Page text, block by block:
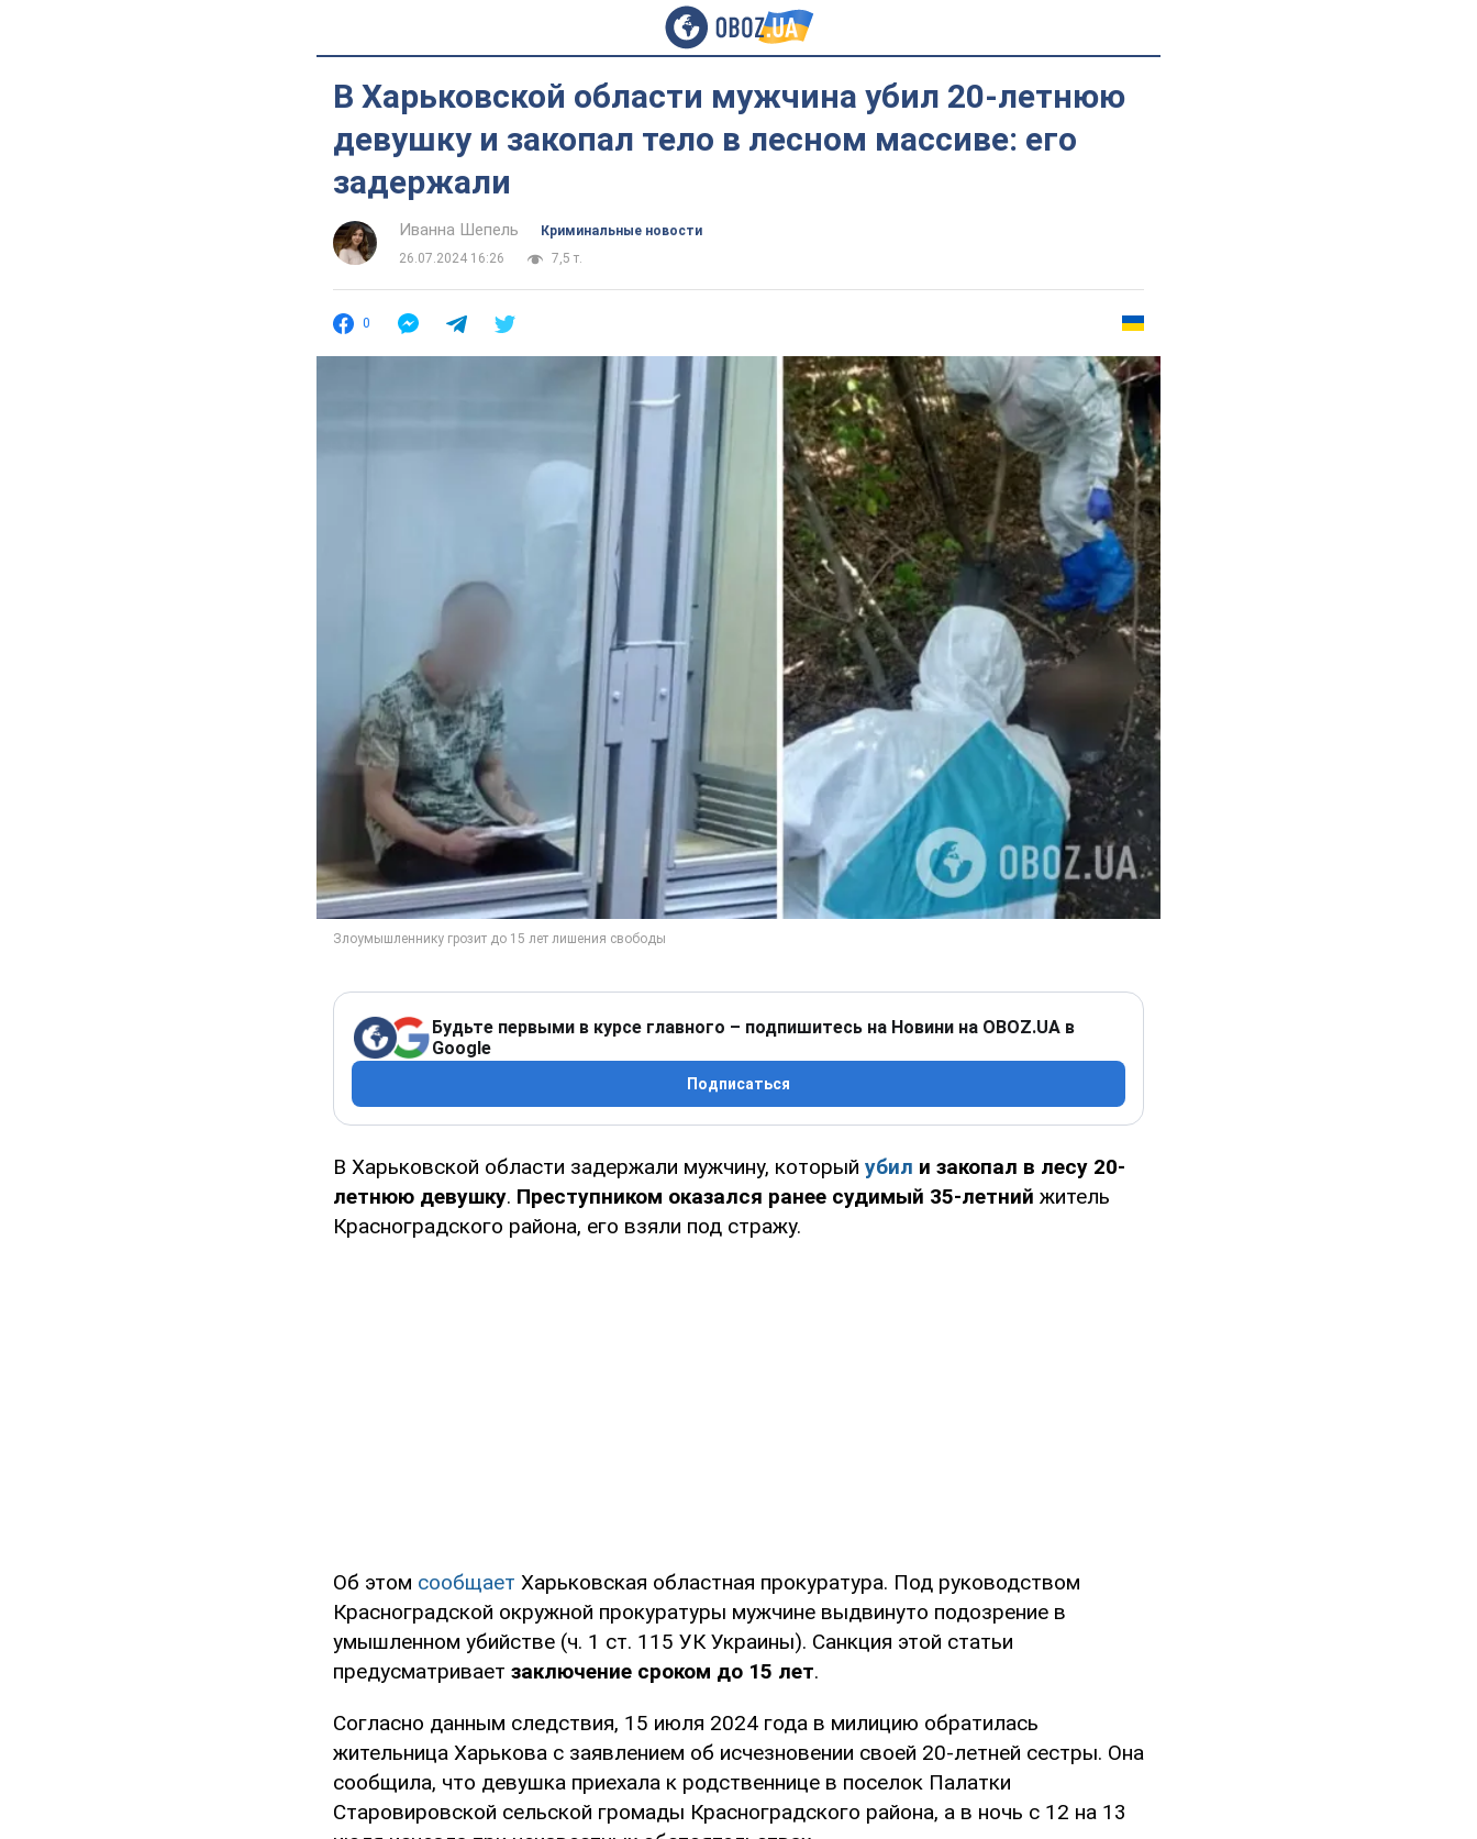
В Харьковской области мужчина убил 20-летнюю
девушку и закопал тело в лесном массиве: его
задержали
Иванна Шепель
Криминальные новости
26.07.2024 16:26
7,5 т.
0
Будьте первыми в курсе главного – подпишитесь на Новини на OBOZ.UA в
Google
Подписаться
В Харьковской области задержали мужчину, который убил и закопал в лесу 20-
летнюю девушку. Преступником оказался ранее судимый 35-летний житель
Красноградского района, его взяли под стражу.
Об этом сообщает Харьковская областная прокуратура. Под руководством
Красноградской окружной прокуратуры мужчине выдвинуто подозрение в
умышленном убийстве (ч. 1 ст. 115 УК Украины). Санкция этой статьи
предусматривает заключение сроком до 15 лет.
Согласно данным следствия, 15 июля 2024 года в милицию обратилась
жительница Харькова с заявлением об исчезновении своей 20-летней сестры. Она
сообщила, что девушка приехала к родственнице в поселок Палатки
Старовировской сельской громады Красноградского района, а в ночь с 12 на 13